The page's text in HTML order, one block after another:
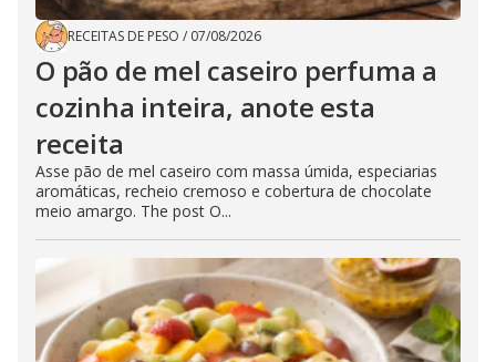
RECEITAS DE PESO / 07/08/2026
O pão de mel caseiro perfuma a
cozinha inteira, anote esta
receita
Asse pão de mel caseiro com massa úmida, especiarias
aromáticas, recheio cremoso e cobertura de chocolate
meio amargo. The post O...